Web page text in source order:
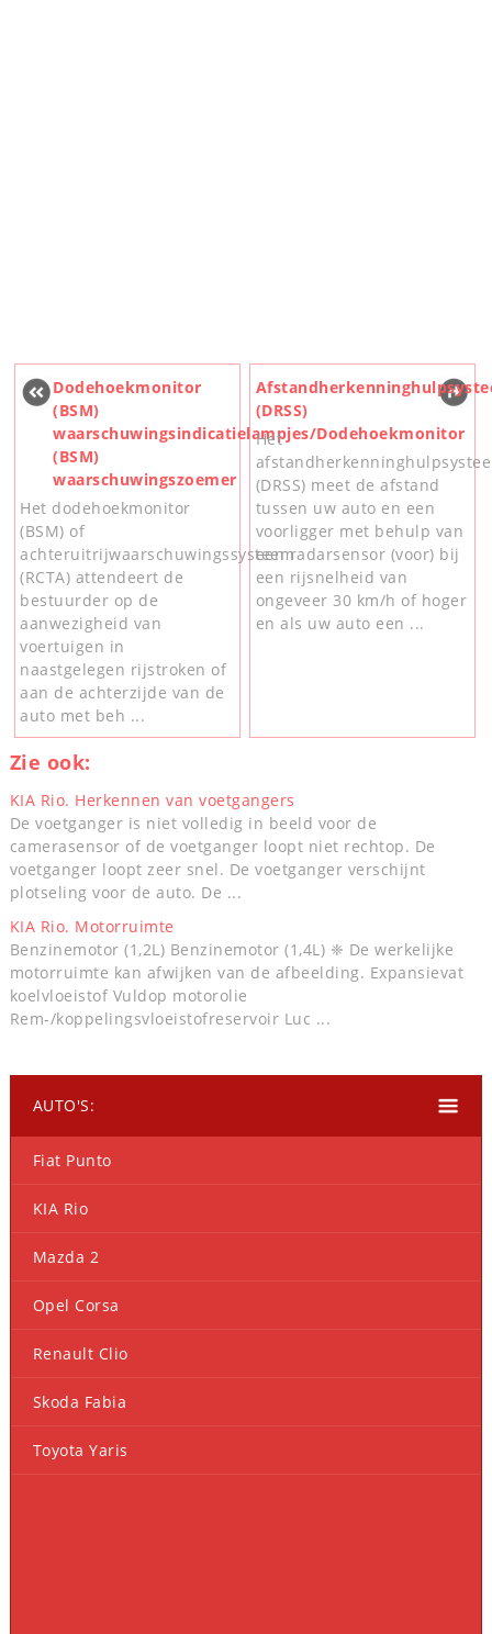
Dodehoekmonitor
(BSM)
waarschuwingsindicatielampjes/Dodehoekmonitor
(BSM)
waarschuwingszoemer
Het dodehoekmonitor
(BSM) of
achteruitrijwaarschuwingssysteem
(RCTA) attendeert de
bestuurder op de
aanwezigheid van
voertuigen in
naastgelegen rijstroken of
aan de achterzijde van de
auto met beh ...
(DRSS)
Het
(DRSS) meet de afstand
tussen uw auto en een
voorligger met behulp van
een radarsensor (voor) bij
een rijsnelheid van
ongeveer 30 km/h of hoger
en als uw auto een ...
Zie ook:
KIA Rio. Herkennen van voetgangers
De voetganger is niet volledig in beeld voor de
camerasensor of de voetganger loopt niet rechtop. De
voetganger loopt zeer snel. De voetganger verschijnt
plotseling voor de auto. De ...
KIA Rio. Motorruimte
Benzinemotor (1,2L) Benzinemotor (1,4L) ❈ De werkelijke
motorruimte kan afwijken van de afbeelding. Expansievat
koelvloeistof Vuldop motorolie
Rem-/koppelingsvloeistofreservoir Luc ...
AUTO'S:
Fiat Punto
KIA Rio
Mazda 2
Opel Corsa
Renault Clio
Skoda Fabia
Toyota Yaris